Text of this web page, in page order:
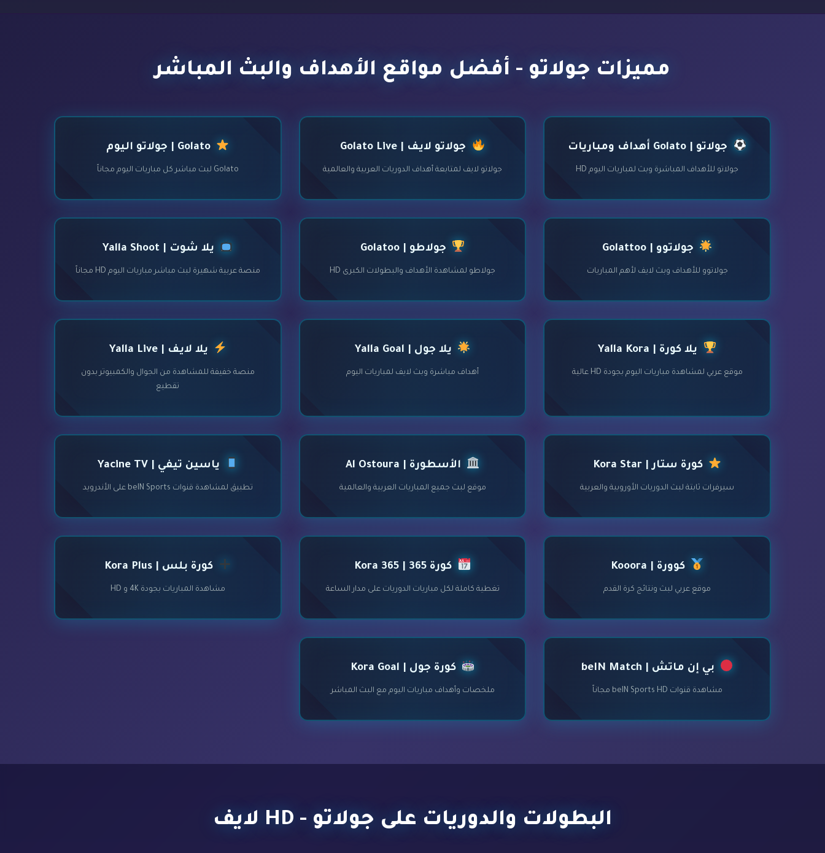
مميزات جولاتو - أفضل مواقع الأهداف والبث المباشر
جولاتو | Golato أهداف ومباريات
جولاتو للأهداف المباشرة وبث لمباريات اليوم HD
جولاتو لايف | Golato Live
جولاتو لايف لمتابعة أهداف الدوريات العربية والعالمية Golato لبث مباشر كل مباريات اليوم مجاناً
جولاتوو | Golattoo
جولاتوو للأهداف وبث لايف لأهم المباريات
جولاطو | Golatoo
جولاطو لمشاهدة الأهداف والبطولات الكبرى HD
يلا شوت | Yalla Shoot
منصة عربية شهيرة لبث مباشر مباريات اليوم HD مجاناً
يلا كورة | Yalla Kora
موقع عربي لمشاهدة مباريات اليوم بجودة HD عالية
يلا جول | Yalla Goal
أهداف مباشرة وبث لايف لمباريات اليوم
يلا لايف | Yalla Live
منصة خفيفة للمشاهدة من الجوال والكمبيوتر بدون
تقطيع
كورة ستار | Kora Star
سيرفرات ثابتة لبث الدوريات الأوروبية والعربية
الأسطورة | Al Ostoura
موقع لبث جميع المباريات العربية والعالمية
ياسين تيفي | Yacine TV
تطبيق لمشاهدة قنوات beIN Sports على الأندرويد
كوورة | Kooora
موقع عربي لبث ونتائج كرة القدم
كورة 365 | Kora 365
تغطية كاملة لكل مباريات الدوريات على مدار الساعة
كورة بلس | Kora Plus
مشاهدة المباريات بجودة 4K و HD
بي إن ماتش | beIN Match
مشاهدة قنوات beIN Sports HD مجاناً
كورة جول | Kora Goal
ملخصات وأهداف مباريات اليوم مع البث المباشر
البطولات والدوريات على جولاتو - HD لايف